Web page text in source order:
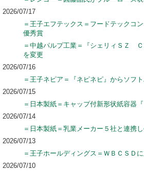
2026/07/17
＝王子エフテックス＝フードテックコ
優秀賞
＝中越パルプ工業＝『シェリィＳＺ
を変更
2026/07/16
＝王子ネピア＝『ネピネピ』からソフ
2026/07/15
＝日本製紙＝キャップ付新形状紙容器
2026/07/14
＝日本製紙＝乳業メーカー５社と連携
2026/07/13
＝王子ホールディングス＝ＷＢＣＳＤ
2026/07/10